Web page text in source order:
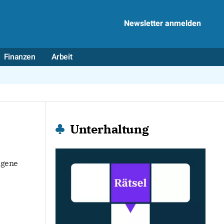
Newsletter anmelden
Finanzen Arbeit
Unterhaltung